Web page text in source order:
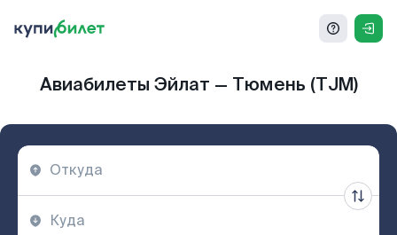
Авиабилеты Эйлат — Тюмень (TJM)